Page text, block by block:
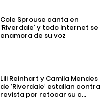
Cole Sprouse canta en
‘Riverdale’ y todo Internet se
enamora de su voz
Lili Reinhart y Camila Mendes
de ‘Riverdale’ estallan contra
revista por retocar su c...